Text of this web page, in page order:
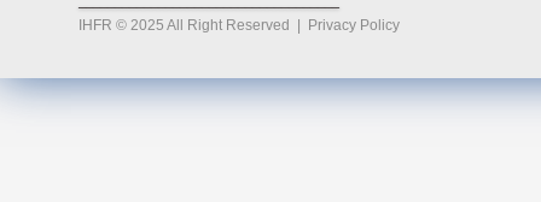
IHFR © 2025 All Right Reserved
Privacy Policy